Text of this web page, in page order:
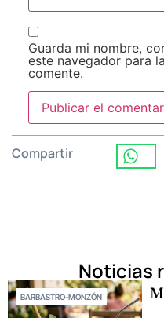
Guarda mi nombre,
este navegador para
comente.
Compartir
Noticias
BARBASTRO-MONZÓN